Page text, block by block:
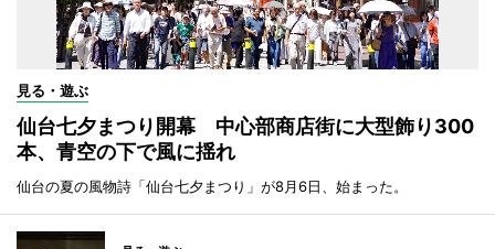
見る・遊ぶ
仙台七夕まつり開幕 中心部商店街に大型飾り300
本、青空の下で風に揺れ
仙台の夏の風物詩「仙台七夕まつり」が8月6日、始まった。